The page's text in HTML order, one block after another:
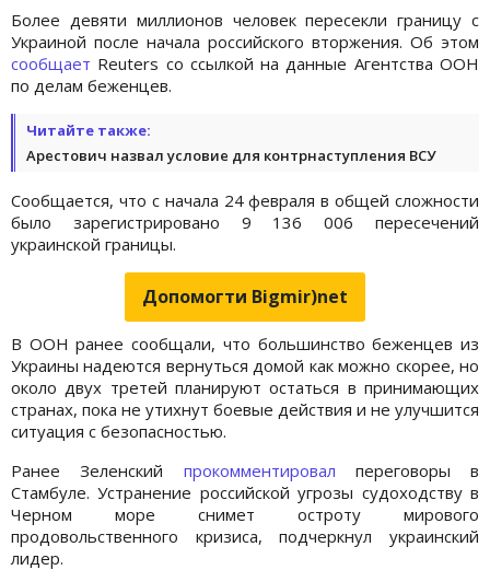
Более девяти миллионов человек пересекли границу с
Украиной после начала российского вторжения. Об этом
сообщает Reuters со ссылкой на данные Агентства ООН
по делам беженцев.
Читайте также:
Арестович назвал условие для контрнаступления ВСУ
Сообщается, что с начала 24 февраля в общей сложности
было зарегистрировано 9 136 006 пересечений
украинской границы.
Допомогти Bigmir)net
В ООН ранее сообщали, что большинство беженцев из
Украины надеются вернуться домой как можно скорее, но
около двух третей планируют остаться в принимающих
странах, пока не утихнут боевые действия и не улучшится
ситуация с безопасностью.
Ранее Зеленский прокомментировал переговоры в
Стамбуле. Устранение российской угрозы судоходству в
Черном море снимет остроту мирового
продовольственного кризиса, подчеркнул украинский
лидер.